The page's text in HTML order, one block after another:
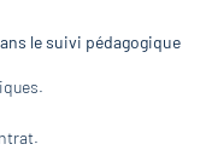
le suivi pédagogique